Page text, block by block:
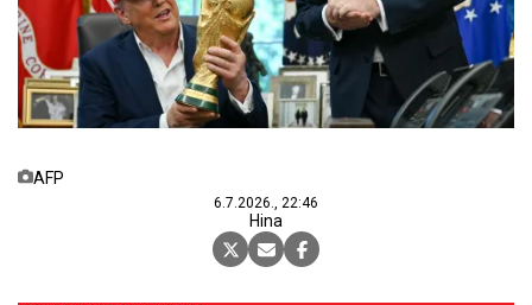
AFP
6.7.2026., 22:46
Hina